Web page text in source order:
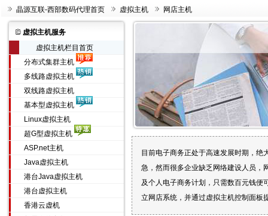
晶源互联-西部数码代理首页 虚拟主机 网店主机
虚拟主机服务
虚拟主机栏目首页
分布式集群主机
多线路虚拟主机
双线路虚拟主机
基本型虚拟主机
Linux虚拟主机
超G型虚拟主机
ASP.net主机
Java虚拟主机
港台Java虚拟主机
港台虚拟主机
香港云虚机
目前电子商务正处于高速发展时期，
急，然而很多企业缺乏网络建设人员，
及个人电子商务计划，只需数百元钱便
立网店系统，并通过虚拟主机控制面板